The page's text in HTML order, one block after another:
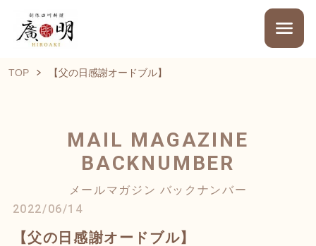
TOP 【父の日感謝オードブル】
MAIL MAGAZINE
BACKNUMBER
メールマガジン バックナンバー
2022/06/14
【父の日感謝オードブル】